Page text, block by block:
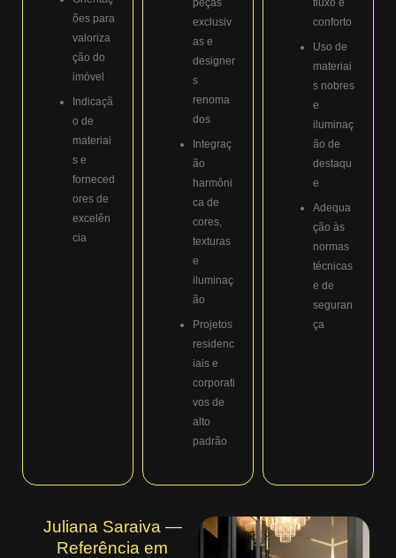
ões para
valoriza
ção do
imóvel
Indicaçã
o de
materiai
s e
forneced
ores de
excelên
cia
exclusiv
as e
designer
s
renoma
dos
Integraç
ão
harmôni
ca de
cores,
texturas
e
iluminaç
ão
Projetos
residenc
iais e
corporati
vos de
alto
padrão
conforto
Uso de
materiai
s nobres
e
iluminaç
ão de
destaqu
e
Adequa
ção às
normas
técnicas
e de
seguran
ça
Juliana Saraiva —
Referência em